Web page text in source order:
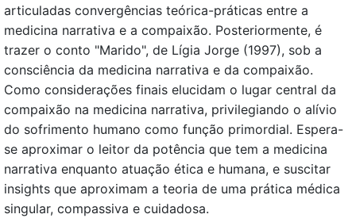
articuladas convergências teórica-práticas entre a
medicina narrativa e a compaixão. Posteriormente, é
trazer o conto "Marido", de Lígia Jorge (1997), sob a
consciência da medicina narrativa e da compaixão.
Como considerações finais elucidam o lugar central da
compaixão na medicina narrativa, privilegiando o alívio
do sofrimento humano como função primordial. Espera-
se aproximar o leitor da potência que tem a medicina
narrativa enquanto atuação ética e humana, e suscitar
insights que aproximam a teoria de uma prática médica
singular, compassiva e cuidadosa.